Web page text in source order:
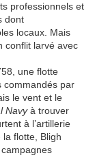
professionnels et
dont
locaux. Mais
conflit larvé avec
une flotte
commandés par
le vent et le
Navyà trouver
à l’artillerie
flotte, Bligh